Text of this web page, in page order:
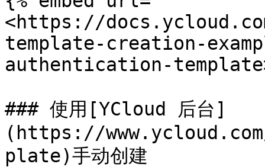
<https://
template-creation-
authentication-
### 使用[YCloud 后台]
(https://
plate)手动创建